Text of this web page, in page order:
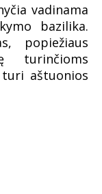
vadinama
bazilika.
popiežiaus
turinčioms
aštuonios